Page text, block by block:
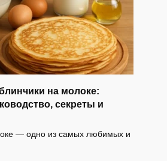
на молоке:
секреты и
— одно из самых любимых и